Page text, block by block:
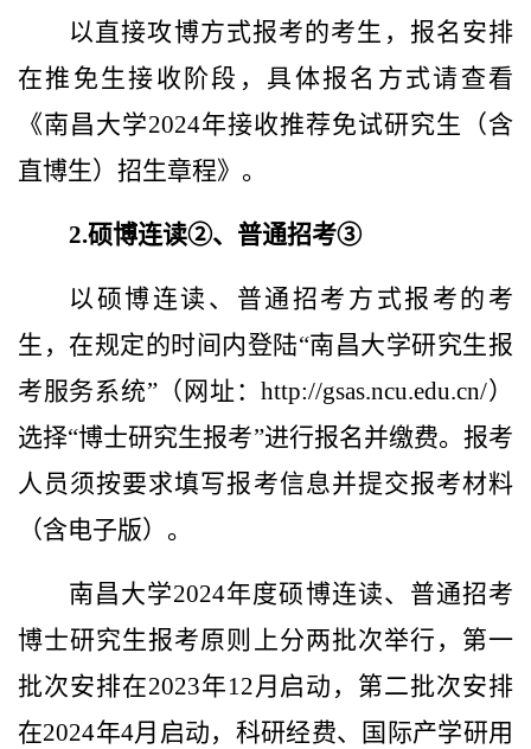
以直接攻博方式报考的考生，报名安排
在推免生接收阶段，具体报名方式请查看
《南昌大学2024年接收推荐免试研究生（含
直博生）招生章程》。
2.硕博连读②、普通招考③
以硕博连读、普通招考方式报考的考
生，在规定的时间内登陆“南昌大学研究生报
考服务系统”（网址：http://gsas.ncu.edu.cn/）
选择“博士研究生报考”进行报名并缴费。报考
人员须按要求填写报考信息并提交报考材料
（含电子版）。
南昌大学2024年度硕博连读、普通招考
博士研究生报考原则上分两批次举行，第一
批次安排在2023年12月启动，第二批次安排
在2024年4月启动，科研经费、国际产学研用